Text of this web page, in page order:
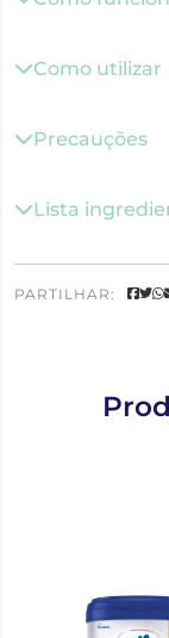
Como utilizar
Precauções
Lista
PARTILHAR: